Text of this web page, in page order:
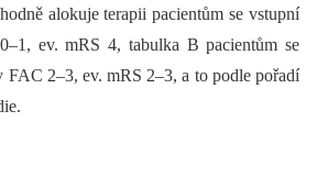
alokuje terapii pacientům se vstupní
ev. mRS 4, tabulka B pacientům se
2–3, ev. mRS 2–3, a to podle pořadí